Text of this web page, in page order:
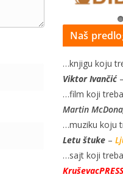
Naš
…knjigu koju
Viktor Ivančić–
…film koji
Martin
…muziku koju
Letu štuke –
…sajt koji
KruševacPRESS